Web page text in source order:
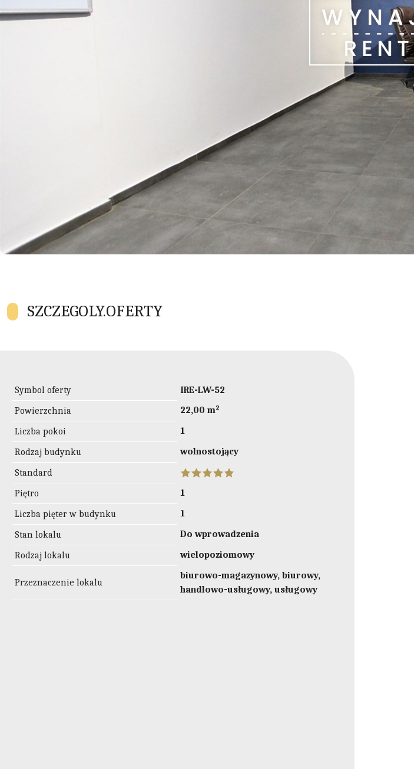
SZCZEGOLY.OFERTY
Symbol oferty
IRE-LW-52
Powierzchnia
22,00 m²
Liczba pokoi
1
Rodzaj budynku
wolnostojący
Standard
Piętro
1
Liczba pięter w budynku
1
Stan lokalu
Do wprowadzenia
Rodzaj lokalu
wielopoziomowy
Przeznaczenie lokalu
biurowo-magazynowy, biurowy,
handlowo-usługowy, usługowy